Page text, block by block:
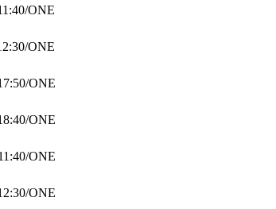
/ONE
/ONE
/ONE
/ONE
/ONE
/ONE